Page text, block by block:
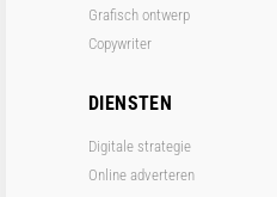
Grafisch ontwerp
Copywriter
DIENSTEN
Digitale strategie
Online adverteren